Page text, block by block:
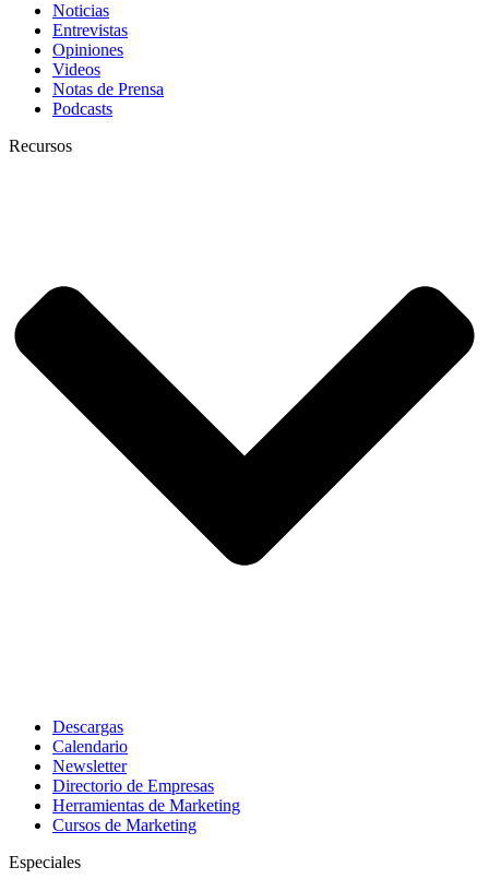
Noticias
Entrevistas
Opiniones
Videos
Notas de Prensa
Podcasts
Recursos
Descargas
Calendario
Newsletter
Directorio de Empresas
Herramientas de Marketing
Cursos de Marketing
Especiales